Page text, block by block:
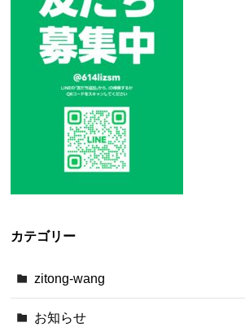
カテゴリー
zitong-wang
お知らせ